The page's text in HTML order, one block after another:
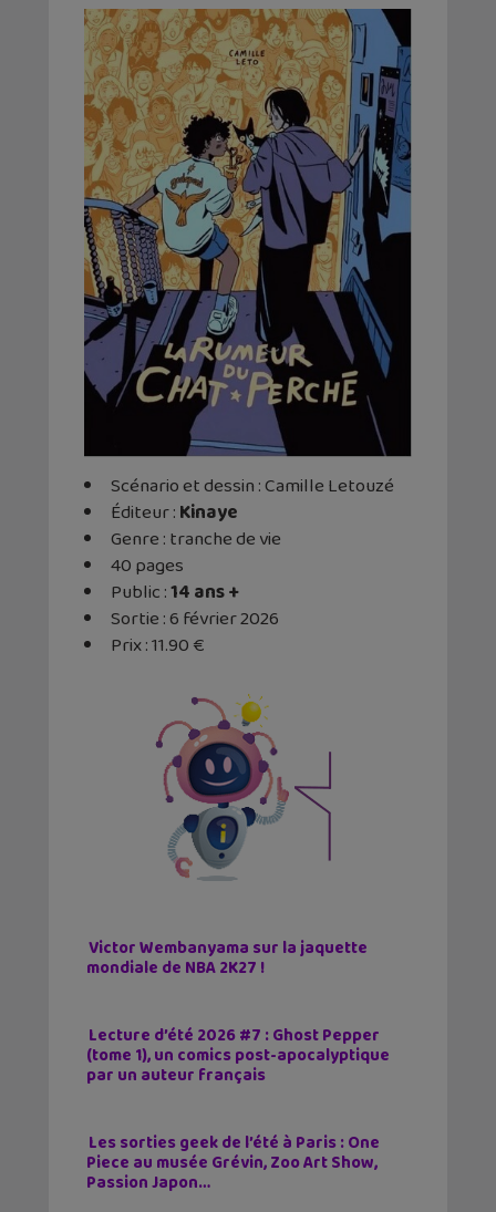
Scénario et dessin : Camille Letouzé
Éditeur ‏:Kinaye
Genre : tranche de vie
40 pages
Public :14 ans +
Sortie : 6 février 2026
Prix : 11.90 €
Victor Wembanyama sur la jaquette
mondiale de NBA 2K27 !
Lecture d’été 2026 #7 : Ghost Pepper
(tome 1), un comics post-apocalyptique
par un auteur français
Les sorties geek de l’été à Paris : One
Piece au musée Grévin, Zoo Art Show,
Passion Japon…